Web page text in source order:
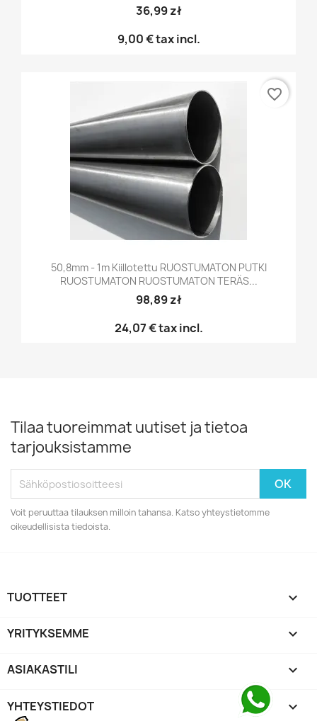
36,99 zł
9,00 €tax incl.
50,8mm - 1m Kiillotettu RUOSTUMATON PUTKI
RUOSTUMATON RUOSTUMATON TERÄS...
98,89 zł
24,07 €tax incl.
favorite_border
Tilaa tuoreimmat uutiset ja tietoa
tarjouksistamme
Voit peruuttaa tilauksen milloin tahansa. Katso yhteystietomme
oikeudellisista tiedoista.
TUOTTEET 
YRITYKSEMME 
ASIAKASTILI 
YHTEYSTIEDOT keyboard_arrow_down